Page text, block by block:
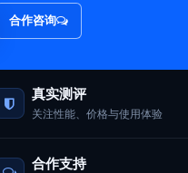
合作咨询
真实测评
关注性能、价格与使用体验
合作支持